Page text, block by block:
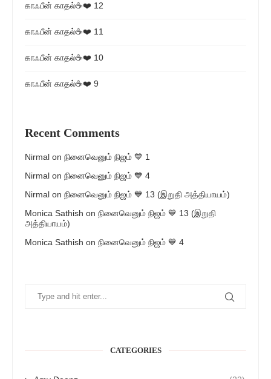
காஃபீன் காதல்☕❤️ 12
காஃபீன் காதல்☕❤️ 11
காஃபீன் காதல்☕❤️ 10
காஃபீன் காதல்☕❤️ 9
Recent Comments
Nirmal on நினைவெனும் நிஜம் 💙 1
Nirmal on நினைவெனும் நிஜம் 💙 4
Nirmal on நினைவெனும் நிஜம் 💙 13 (இறுதி அத்தியாயம்)
Monica Sathish on நினைவெனும் நிஜம் 💙 13 (இறுதி
அத்தியாயம்)
Monica Sathish on நினைவெனும் நிஜம் 💙 4
CATEGORIES